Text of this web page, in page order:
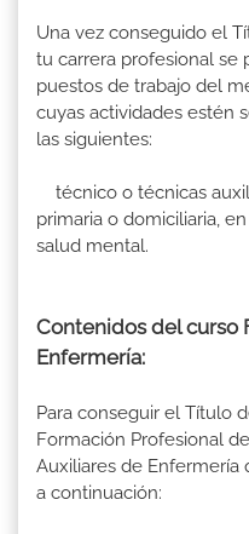
Una vez conseguido el
tu carrera profesional se
puestos de trabajo del
cuyas actividades estén
las siguientes:
técnico o técnicas
primaria o domiciliaria,
salud mental.
Contenidos del curso
Enfermería:
Para conseguir el Título
Formación Profesional
Auxiliares de Enfermería
a continuación: